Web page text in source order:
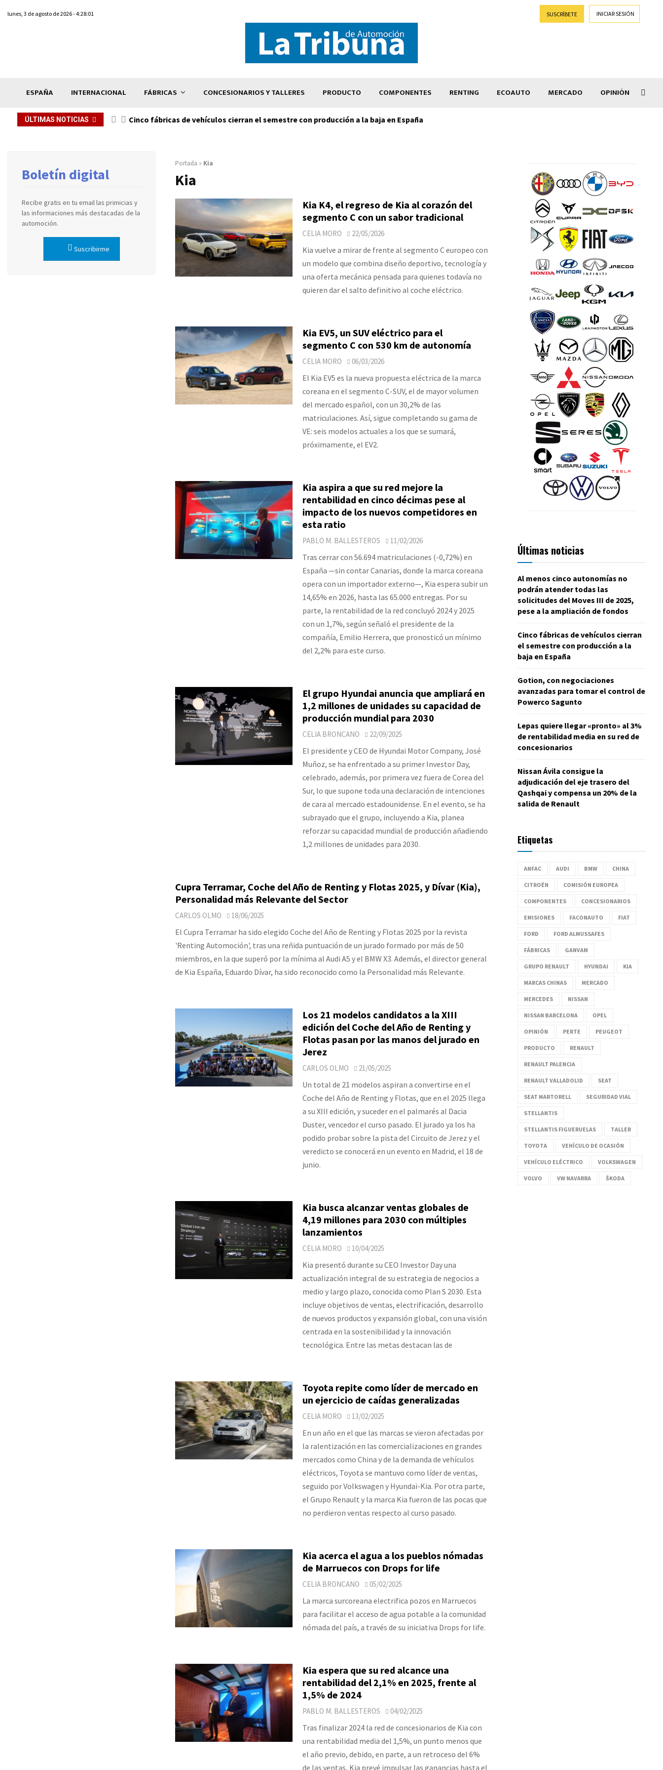
lunes, 3 de agosto de 2026 - 4:28:01 SUSCRÍBETE INICIAR SESIÓN
ESPAÑA INTERNACIONAL FÁBRICAS CONCESIONARIOS Y TALLERES PRODUCTO COMPONENTES RENTING ECOAUTO MERCADO OPINIÓN
ÚLTIMAS NOTICIAS Cinco fábricas de vehículos cierran el semestre con producción a la baja en España
Portada » Kia
Kia
Kia K4, el regreso de Kia al corazón del
segmento C con un sabor tradicional
CELIA MORO 22/05/2026
Kia vuelve a mirar de frente al segmento C europeo con
un modelo que combina diseño deportivo, tecnología y
una oferta mecánica pensada para quienes todavía no
quieren dar el salto definitivo al coche eléctrico.
Kia EV5, un SUV eléctrico para el
segmento C con 530 km de autonomía
CELIA MORO 06/03/2026
El Kia EV5 es la nueva propuesta eléctrica de la marca
coreana en el segmento C-SUV, el de mayor volumen
del mercado español, con un 30,2% de las
matriculaciones. Así, sigue completando su gama de
VE: seis modelos actuales a los que se sumará,
próximamente, el EV2.
Kia aspira a que su red mejore la
rentabilidad en cinco décimas pese al
impacto de los nuevos competidores en
esta ratio
PABLO M. BALLESTEROS 11/02/2026
Tras cerrar con 56.694 matriculaciones (-0,72%) en
España —sin contar Canarias, donde la marca coreana
opera con un importador externo—, Kia espera subir un
14,65% en 2026, hasta las 65.000 entregas. Por su
parte, la rentabilidad de la red concluyó 2024 y 2025
con un 1,7%, según señaló el presidente de la
compañía, Emilio Herrera, que pronosticó un mínimo
del 2,2% para este curso.
El grupo Hyundai anuncia que ampliará en
1,2 millones de unidades su capacidad de
producción mundial para 2030
CELIA BRONCANO 22/09/2025
El presidente y CEO de Hyundai Motor Company, José
Muñoz, se ha enfrentado a su primer Investor Day,
celebrado, además, por primera vez fuera de Corea del
Sur, lo que supone toda una declaración de intenciones
de cara al mercado estadounidense. En el evento, se ha
subrayado que el grupo, incluyendo a Kia, planea
reforzar su capacidad mundial de producción añadiendo
1,2 millones de unidades para 2030.
Cupra Terramar, Coche del Año de Renting y Flotas 2025, y Dívar (Kia),
Personalidad más Relevante del Sector
CARLOS OLMO 18/06/2025
El Cupra Terramar ha sido elegido Coche del Año de Renting y Flotas 2025 por la revista
'Renting Automoción', tras una reñida puntuación de un jurado formado por más de 50
miembros, en la que superó por la mínima al Audi A5 y el BMW X3. Además, el director general
de Kia España, Eduardo Dívar, ha sido reconocido como la Personalidad más Relevante.
Los 21 modelos candidatos a la XIII
edición del Coche del Año de Renting y
Flotas pasan por las manos del jurado en
Jerez
CARLOS OLMO 21/05/2025
Un total de 21 modelos aspiran a convertirse en el
Coche del Año de Renting y Flotas, que en el 2025 llega
a su XIII edición, y suceder en el palmarés al Dacia
Duster, vencedor el curso pasado. El jurado ya los ha
podido probar sobre la pista del Circuito de Jerez y el
veredicto se conocerá en un evento en Madrid, el 18 de
junio.
Kia busca alcanzar ventas globales de
4,19 millones para 2030 con múltiples
lanzamientos
CELIA MORO 10/04/2025
Kia presentó durante su CEO Investor Day una
actualización integral de su estrategia de negocios a
medio y largo plazo, conocida como Plan S 2030. Esta
incluye objetivos de ventas, electrificación, desarrollo
de nuevos productos y expansión global, con una visión
centrada en la sostenibilidad y la innovación
tecnológica. Entre las metas destacan las de
Toyota repite como líder de mercado en
un ejercicio de caídas generalizadas
CELIA MORO 13/02/2025
En un año en el que las marcas se vieron afectadas por
la ralentización en las comercializaciones en grandes
mercados como China y de la demanda de vehículos
eléctricos, Toyota se mantuvo como líder de ventas,
seguido por Volkswagen y Hyundai-Kia. Por otra parte,
el Grupo Renault y la marca Kia fueron de las pocas que
no perdieron ventas respecto al curso pasado.
Kia acerca el agua a los pueblos nómadas
de Marruecos con Drops for life
CELIA BRONCANO 05/02/2025
La marca surcoreana electrifica pozos en Marruecos
para facilitar el acceso de agua potable a la comunidad
nómada del país, a través de su iniciativa Drops for life.
Kia espera que su red alcance una
rentabilidad del 2,1% en 2025, frente al
1,5% de 2024
PABLO M. BALLESTEROS 04/02/2025
Tras finalizar 2024 la red de concesionarios de Kia con
una rentabilidad media del 1,5%, un punto menos que
el año previo, debido, en parte, a un retroceso del 6%
de las ventas, Kia prevé impulsar las ganancias hasta el
Boletín digital
Recibe gratis en tu email las primicias y
las informaciones más destacadas de la
automoción.
Suscribirme
Últimas noticias
Al menos cinco autonomías no
podrán atender todas las
solicitudes del Moves III de 2025,
pese a la ampliación de fondos
Cinco fábricas de vehículos cierran
el semestre con producción a la
baja en España
Gotion, con negociaciones
avanzadas para tomar el control de
Powerco Sagunto
Lepas quiere llegar «pronto» al 3%
de rentabilidad media en su red de
concesionarios
Nissan Ávila consigue la
adjudicación del eje trasero del
Qashqai y compensa un 20% de la
salida de Renault
Etiquetas
ANFAC AUDI BMW CHINA
CITROËN COMISIÓN EUROPEA
COMPONENTES CONCESIONARIOS
EMISIONES FACONAUTO FIAT
FORD FORD ALMUSSAFES
FÁBRICAS GANVAM
GRUPO RENAULT HYUNDAI KIA
MARCAS CHINAS MERCADO
MERCEDES NISSAN
NISSAN BARCELONA OPEL
OPINIÓN PERTE PEUGEOT
PRODUCTO RENAULT
RENAULT PALENCIA
RENAULT VALLADOLID SEAT
SEAT MARTORELL SEGURIDAD VIAL
STELLANTIS
STELLANTIS FIGUERUELAS TALLER
TOYOTA VEHÍCULO DE OCASIÓN
VEHÍCULO ELÉCTRICO VOLKSWAGEN
VOLVO VW NAVARRA ŠKODA